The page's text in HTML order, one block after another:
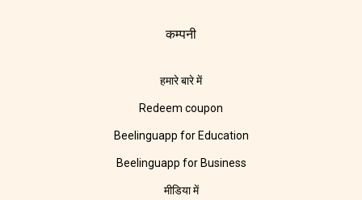
कम्पनी
हमारे बारे में
Redeem coupon
Beelinguapp for Education
Beelinguapp for Business
मीडिया में